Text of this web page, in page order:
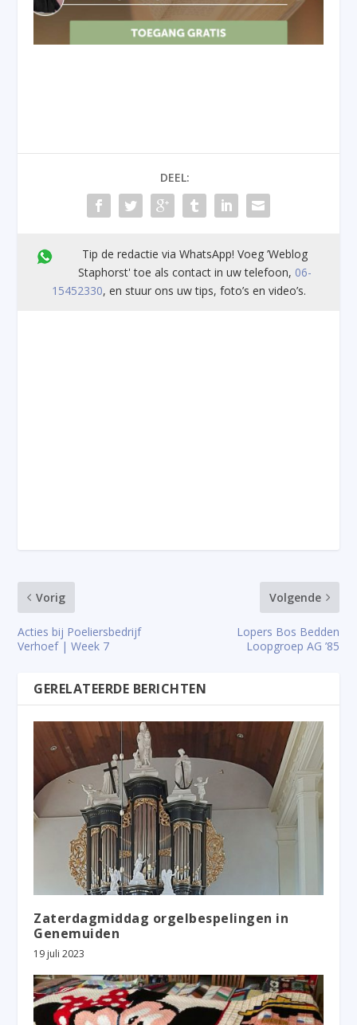
DEEL:
Tip de redactie via WhatsApp! Voeg ’Weblog
Staphorst' toe als contact in uw telefoon, 06-
15452330, en stuur ons uw tips, foto’s en video’s.
Vorig
Acties bij Poeliersbedrijf
Verhoef | Week 7
Volgende
Lopers Bos Bedden
Loopgroep AG ’85
GERELATEERDE BERICHTEN
Zaterdagmiddag orgelbespelingen in
Genemuiden
19 juli 2023